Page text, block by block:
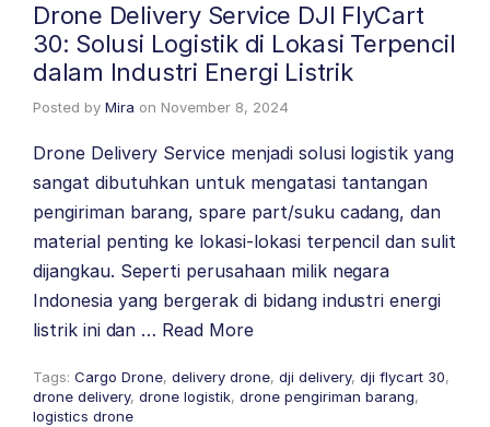
Drone Delivery Service DJI FlyCart
30: Solusi Logistik di Lokasi Terpencil
dalam Industri Energi Listrik
Posted by Mira on November 8, 2024
Drone Delivery Service menjadi solusi logistik yang
sangat dibutuhkan untuk mengatasi tantangan
pengiriman barang, spare part/suku cadang, dan
material penting ke lokasi-lokasi terpencil dan sulit
dijangkau. Seperti perusahaan milik negara
Indonesia yang bergerak di bidang industri energi
listrik ini dan … Read More
Tags: Cargo Drone, delivery drone, dji delivery, dji flycart 30,
drone delivery, drone logistik, drone pengiriman barang,
logistics drone